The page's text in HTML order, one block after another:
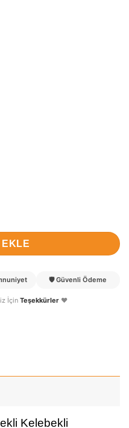
adet
EKLE
🛡️ Güvenli Ödeme
İçin Teşekkürler❤️
Kelebekli